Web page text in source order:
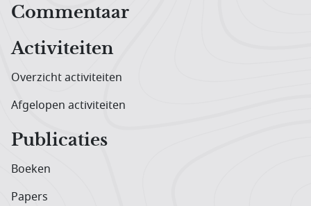
Hoofdnavigatiemenu
Commentaar
Activiteiten
Overzicht activiteiten
Afgelopen activiteiten
Publicaties
Boeken
Papers